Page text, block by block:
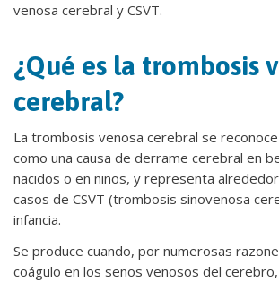
venosa cerebral y CSVT.
¿Qué es la trombosis
cerebral?
La trombosis venosa cerebral se
como una causa de derrame cerebral en
nacidos o en niños, y representa
casos de CSVT (trombosis sinovenosa
infancia.
Se produce cuando, por numerosas
coágulo en los senos venosos del